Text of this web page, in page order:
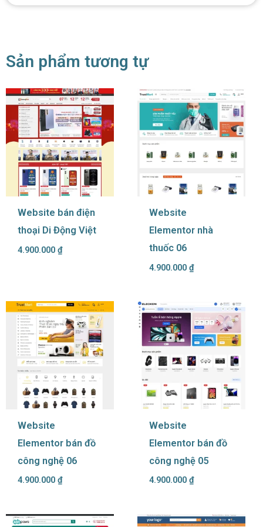
Sản phẩm tương tự
Website bán điện
thoại Di Động Việt
4.900.000 ₫
Website
Elementor nhà
thuốc 06
4.900.000 ₫
Website
Elementor bán đồ
công nghệ 06
4.900.000 ₫
Website
Elementor bán đồ
công nghệ 05
4.900.000 ₫